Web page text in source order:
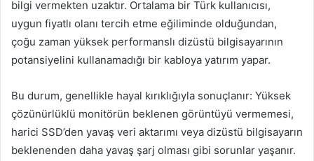
bilgi vermekten uzaktır. Ortalama bir Türk kullanıcısı,
uygun fiyatlı olanı tercih etme eğiliminde olduğundan,
çoğu zaman yüksek performanslı dizüstü bilgisayarının
potansiyelini kullanamadığı bir kabloya yatırım yapar.
Bu durum, genellikle hayal kırıklığıyla sonuçlanır: Yüksek
çözünürlüklü monitörün beklenen görüntüyü vermemesi,
harici SSD’den yavaş veri aktarımı veya dizüstü bilgisayarın
beklenenden daha yavaş şarj olması gibi sorunlar yaşanır.